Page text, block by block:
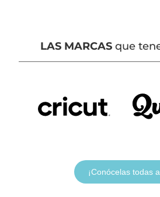
LAS MARCAS que
¡Conócelas todas